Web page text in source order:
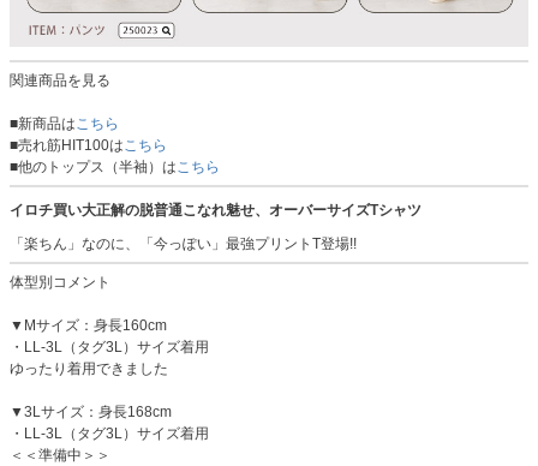
関連商品を見る
■新商品はこちら
■売れ筋HIT100はこちら
■他のトップス（半袖）はこちら
イロチ買い大正解の脱普通こなれ魅せ、オーバーサイズTシャツ
「楽ちん」なのに、「今っぽい」最強プリントT登場!!
体型別コメント
▼Mサイズ：身長160cm
・LL-3L（タグ3L）サイズ着用
ゆったり着用できました
▼3Lサイズ：身長168cm
・LL-3L（タグ3L）サイズ着用
＜＜準備中＞＞